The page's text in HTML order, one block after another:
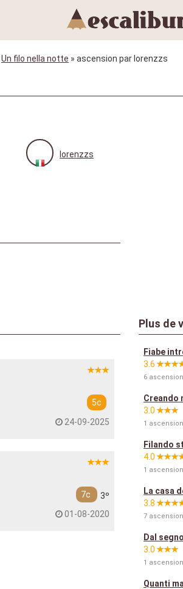
Un filo nella notte » ascension par lorenzzs
lorenzzs
5c
24-09-2025
7c
3º
01-08-2020
Plus de
Fiabe
3.6
6
Creando
3.0
1
Filando
4.0
1
La casa
3.8
7
Dal
3.0
1
Quanti